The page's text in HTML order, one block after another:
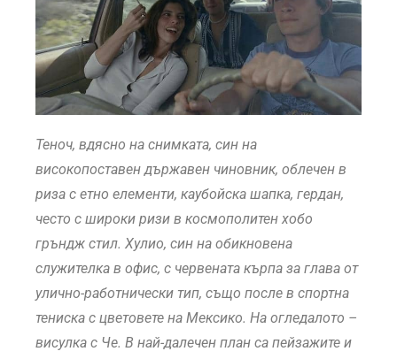
Теноч, вдясно на снимката, син на
високопоставен държавен чиновник, облечен в
риза с етно елементи, каубойска шапка, гердан,
често с широки ризи в космополитен хобо
гръндж стил. Хулио, син на обикновена
служителка в офис, с червената кърпа за глава от
улично-работнически тип, също после в спортна
тениска с цветовете на Мексико. На огледалото –
висулка с Че. В най-далечен план са пейзажите и